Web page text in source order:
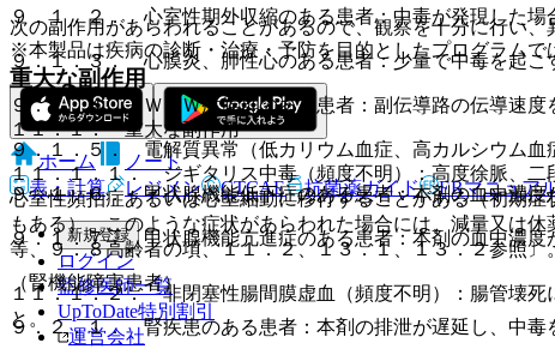
９．１．２． 心室性期外収縮のある患者：中毒が発現した場
９．１．３． 心膜炎、肺性心のある患者：少量で中毒を起こ
９．１．４． ＷＰＷ症候群のある患者：副伝導路の伝導速度
９．１．５． 電解質異常（低カリウム血症、高カルシウム血
９．１．６． 甲状腺機能低下症のある患者：本剤の血中濃度
９．１．７． 甲状腺機能亢進症のある患者：本剤の血中濃度
（腎機能障害患者）
９．２．１． 腎疾患のある患者：本剤の排泄が遅延し、中毒
次の副作用があらわれることがあるので、観察を十分に行い
重大な副作用
１１．１． 重大な副作用
１１．１．１． ジギタリス中毒（頻度不明）：高度徐脈、二
心室性頻拍症あるいは心室細動に移行することがある（初期
もある）、このような症状があらわれた場合には、減量又は
等、９．８高齢者の項、１１．２、１３．１、１３．２参照〕
１１．１．２． 非閉塞性腸間膜虚血（頻度不明）：腸管壊死
と。
※本製品は疾病の診断・治療・予防を目的としたプログラムで
ホーム
ノート
表・計算
レジメン CTCAE 抗菌薬ガイド ERマニュア
新規登録
ログイン
監修医師一覧
UpToDate特別割引
運営会社